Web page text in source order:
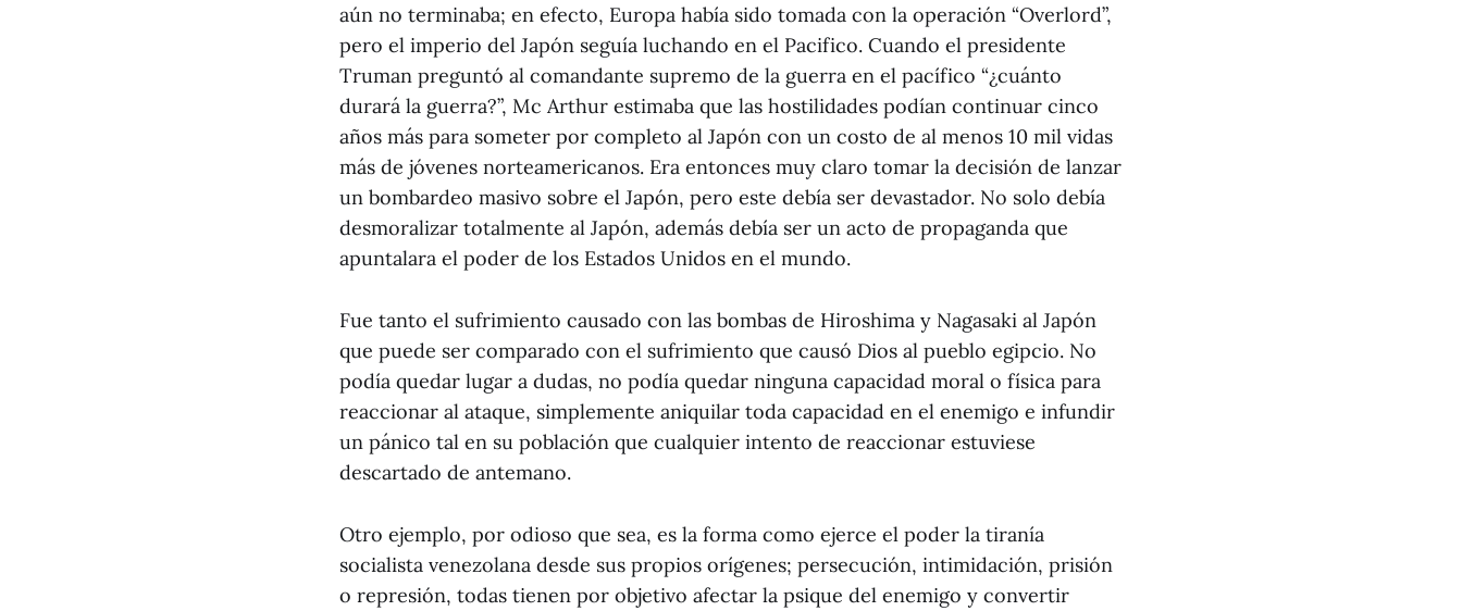
aún no terminaba; en efecto, Europa había sido tomada con la operación “Overlord”,
pero el imperio del Japón seguía luchando en el Pacifico. Cuando el presidente
Truman preguntó al comandante supremo de la guerra en el pacífico “¿cuánto
durará la guerra?”, Mc Arthur estimaba que las hostilidades podían continuar cinco
años más para someter por completo al Japón con un costo de al menos 10 mil vidas
más de jóvenes norteamericanos. Era entonces muy claro tomar la decisión de lanzar
un bombardeo masivo sobre el Japón, pero este debía ser devastador. No solo debía
desmoralizar totalmente al Japón, además debía ser un acto de propaganda que
apuntalara el poder de los Estados Unidos en el mundo.
Fue tanto el sufrimiento causado con las bombas de Hiroshima y Nagasaki al Japón
que puede ser comparado con el sufrimiento que causó Dios al pueblo egipcio. No
podía quedar lugar a dudas, no podía quedar ninguna capacidad moral o física para
reaccionar al ataque, simplemente aniquilar toda capacidad en el enemigo e infundir
un pánico tal en su población que cualquier intento de reaccionar estuviese
descartado de antemano.
Otro ejemplo, por odioso que sea, es la forma como ejerce el poder la tiranía
socialista venezolana desde sus propios orígenes; persecución, intimidación, prisión
o represión, todas tienen por objetivo afectar la psique del enemigo y convertir